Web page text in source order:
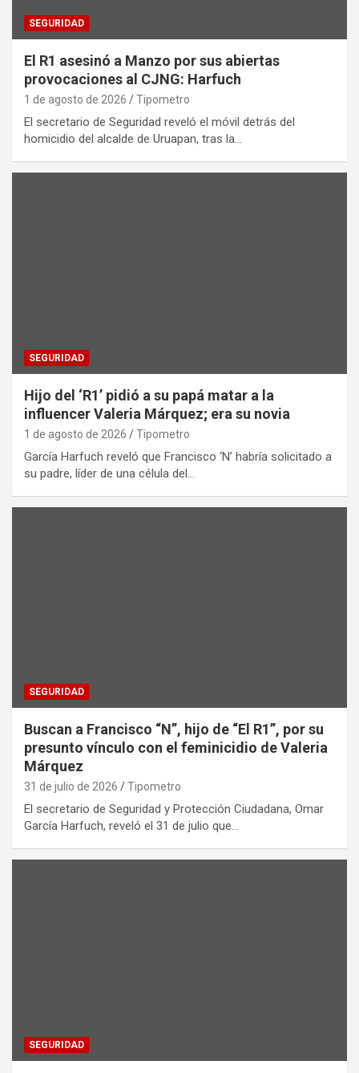
SEGURIDAD
El R1 asesinó a Manzo por sus abiertas
provocaciones al CJNG: Harfuch
1 de agosto de 2026 Tipometro
El secretario de Seguridad reveló el móvil detrás del
homicidio del alcalde de Uruapan, tras la…
SEGURIDAD
Hijo del ‘R1’ pidió a su papá matar a la
influencer Valeria Márquez; era su novia
1 de agosto de 2026 Tipometro
García Harfuch reveló que Francisco ‘N’ habría solicitado a
su padre, líder de una célula del…
SEGURIDAD
Buscan a Francisco “N”, hijo de “El R1”, por su
presunto vínculo con el feminicidio de Valeria
Márquez
31 de julio de 2026 Tipometro
El secretario de Seguridad y Protección Ciudadana, Omar
García Harfuch, reveló el 31 de julio que…
SEGURIDAD